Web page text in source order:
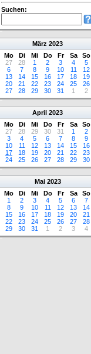
Suchen:
März 2023
Mo
Di Mi Do Fr Sa
So
27
28 1 2 3 4
5
6
7 8 9 10 11
12
13
14 15 16 17 18
19
20
21 22 23 24 25
26
27
28 29 30 31 1 2
April 2023
Mo
Di Mi Do Fr Sa
So
27
28 29 30 31 1
2
3
4 5 6 7 8
9
10
11 12 13 14 15
16
17
18 19 20 21 22
23
24
25 26 27 28 29 30
Mai 2023
Mo
Di Mi Do Fr Sa
So
1
2 3 4 5 6
7
8
9 10 11 12 13
14
15
16 17 18 19 20
21
22
23 24 25 26 27
28
29
30 31 1 2 3 4